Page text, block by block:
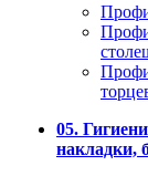
05.
накладки,